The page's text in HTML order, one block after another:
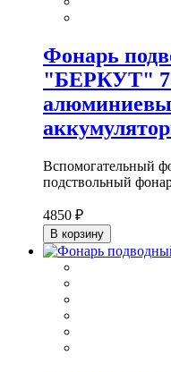
Фонарь
"БЕРКУТ"
Вспомогательный
подствольный
4850 ₽
В корзину